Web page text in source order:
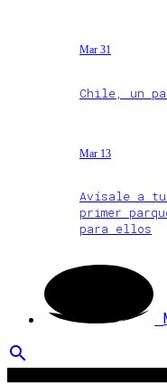
Mar 31
Chile, un
Mar 13
Avísale a
primer
para ellos
search